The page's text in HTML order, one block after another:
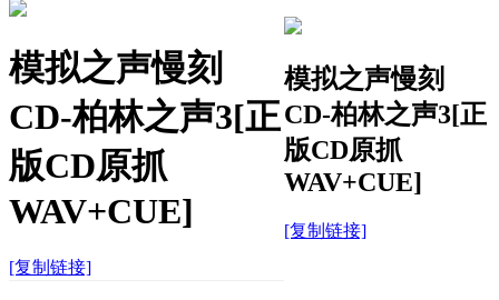
模拟之声慢刻
CD-柏林之声3[正
版CD原抓
WAV+CUE]
[复制链接]
模拟之声慢刻
CD-柏林之声3[正
版CD原抓
WAV+CUE]
[复制链接]